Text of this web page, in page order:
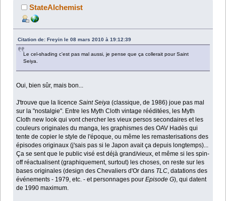
StateAlchemist
Citation de: Freyin le 08 mars 2010 à 19:12:39
Le cel-shading c'est pas mal aussi, je pense que ça collerait pour Saint
Seiya.
Oui, bien sûr, mais bon...
J'trouve que la licenceSaint Seiya (classique, de 1986) joue pas mal
sur la "nostalgie". Entre les Myth Cloth vintage rééditées, les Myth
Cloth new look qui vont chercher les vieux persos secondaires et les
couleurs originales du manga, les graphismes des OAV Hadès qui
tente de copier le style de l'époque, ou même les remasterisations des
épisodes originaux (j'sais pas si le Japon avait ça depuis longtemps)...
Ça se sent que le public visé est déjà grand/vieux, et même si les spin-
off réactualisent (graphiquement, surtout) les choses, on reste sur les
bases originales (design des Chevaliers d'Or dans TLC, datations des
événements - 1979, etc. - et personnages pourEpisode G), qui datent
de 1990 maximum.